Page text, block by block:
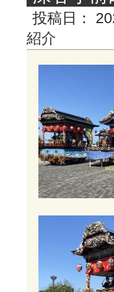
投稿日：
紹介